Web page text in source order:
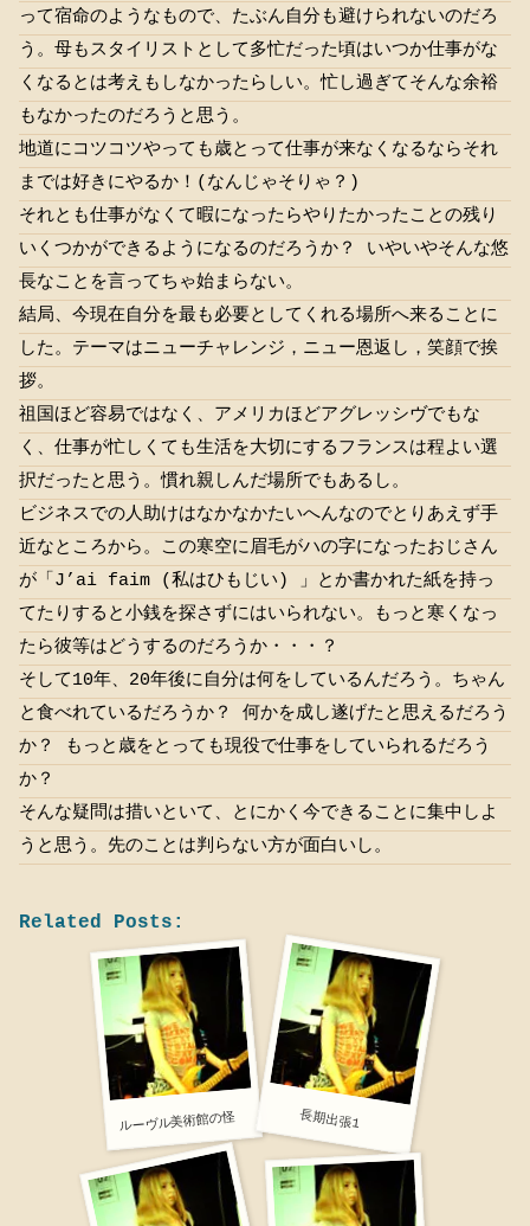
って宿命のようなもので、たぶん自分も避けられないのだろ
う。母もスタイリストとして多忙だった頃はいつか仕事がな
くなるとは考えもしなかったらしい。忙し過ぎてそんな余裕
もなかったのだろうと思う。
地道にコツコツやっても歳とって仕事が来なくなるならそれ
までは好きにやるか！(なんじゃそりゃ？)
それとも仕事がなくて暇になったらやりたかったことの残り
いくつかができるようになるのだろうか？ いやいやそんな悠
長なことを言ってちゃ始まらない。
結局、今現在自分を最も必要としてくれる場所へ来ることに
した。テーマはニューチャレンジ，ニュー恩返し，笑顔で挨
拶。
祖国ほど容易ではなく、アメリカほどアグレッシヴでもな
く、仕事が忙しくても生活を大切にするフランスは程よい選
択だったと思う。慣れ親しんだ場所でもあるし。
ビジネスでの人助けはなかなかたいへんなのでとりあえず手
近なところから。この寒空に眉毛がハの字になったおじさん
が「J’ai faim (私はひもじい) 」とか書かれた紙を持っ
てたりすると小銭を探さずにはいられない。もっと寒くなっ
たら彼等はどうするのだろうか・・・？
そして10年、20年後に自分は何をしているんだろう。ちゃん
と食べれているだろうか？ 何かを成し遂げたと思えるだろう
か？ もっと歳をとっても現役で仕事をしていられるだろう
か？
そんな疑問は措いといて、とにかく今できることに集中しよ
うと思う。先のことは判らない方が面白いし。
Related Posts:
ルーヴル美術館の怪 長期出張1